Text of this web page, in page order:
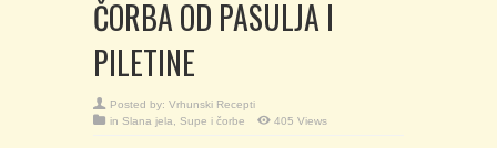
ČORBA OD PASULJA I
PILETINE
Posted by: Vrhunski Recepti
in Slana jela Supe i čorbe 405 Views